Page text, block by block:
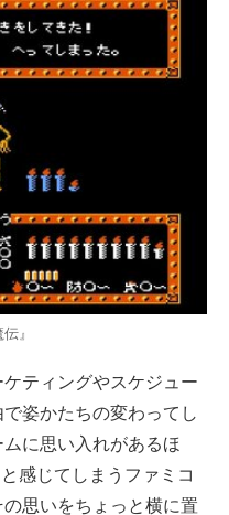
』
ティングやスケジュー
姿かたちの変わってし
に思い入れがあるほ
感じてしまうファミコ
思いをちょっと横に置